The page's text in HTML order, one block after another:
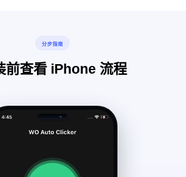
分步指南
前查看 iPhone 流程